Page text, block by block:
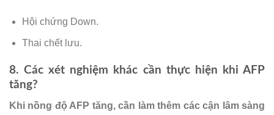
Hội chứng Down.
Thai chết lưu.
8. Các xét nghiệm khác cần thực hiện khi AFP
tăng?
Khi nồng độ AFP tăng, cần làm thêm các cận lâm sàng